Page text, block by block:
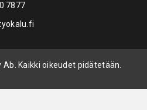
7877
Kaikki oikeudet pidätetään.